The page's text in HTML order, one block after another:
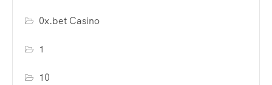
0x.bet Casino
1
10